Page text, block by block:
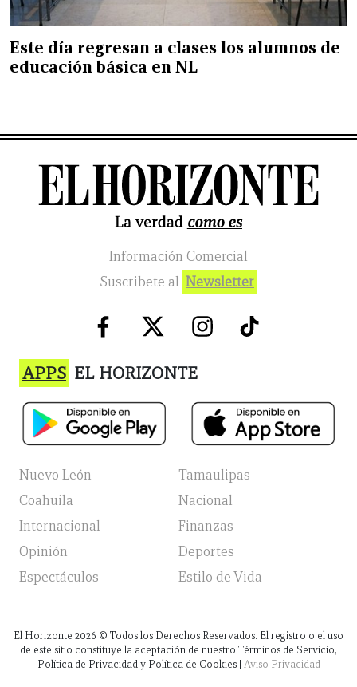
Este día regresan a clases los alumnos de
educación básica en NL
Información Comercial
Suscribete al Newsletter
APPS EL HORIZONTE
Nuevo León
Tamaulipas
Coahuila
Nacional
Internacional
Finanzas
Opinión
Deportes
Espectáculos
Estilo de Vida
El Horizonte 2026 © Todos los Derechos Reservados. El registro o el uso
de este sitio constituye la aceptación de nuestro Términos de Servicio,
Política de Privacidad y Política de Cookies | Aviso Privacidad